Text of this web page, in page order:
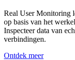
Real User Monitoring
op basis van het
Inspecteer data van
verbindingen.
Ontdek meer